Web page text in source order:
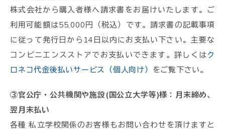
株式会社から購入者様へ請求書をお届けいたします。ご
利用可能額は55,000円（税込）です。請求書の記載事項
に従って発行日から14日以内にお支払い下さい。主要な
コンビニエンスストアでお支払いできます。詳しくはク
ロネコ代金後払いサービス（個人向け） をご覧下さい。
③官公庁・公共機関や施設(国公立大学等)様：月末締め、
翌月末払い
各種 私立学校関係のお客様もお問い合わせを頂けますと